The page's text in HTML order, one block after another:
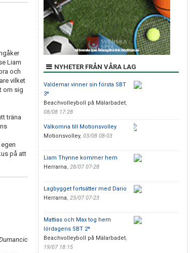
Liam
och
vilket
om sig
träna
på att
NYHETER FRÅN VÅRA LAG
Valdemar vinner sin första SBT
3*
Beachvolleyboll på Mälarbadet,
08/08 17:28
Välkomna till Motionsvolley
Motionsvolley, 03/08 08-03
Liam Thynne kommer hem
Herrarna, 28/07 07-28
Lagbygget fortsätter med Dario
Herrarna, 23/07 07-23
Mattias och Max tog hem
lördagens SBT 2*
Beachvolleyboll på Mälarbadet,
19/07 18:15